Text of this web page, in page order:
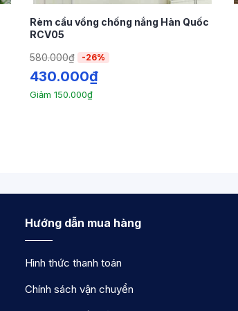
Rèm cầu vồng chống nắng Hàn Quốc
RCV05
580.000₫ -26%
430.000₫
Giảm 150.000₫
Hướng dẫn mua hàng
Hình thức thanh toán
Chính sách vận chuyển